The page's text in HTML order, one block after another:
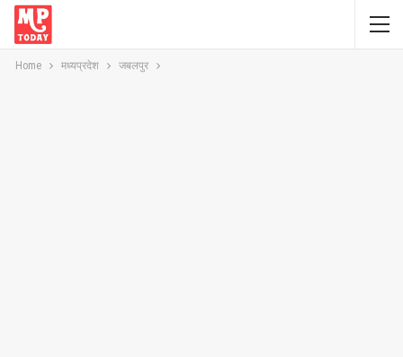
Home मध्यप्रदेश जबलपुर